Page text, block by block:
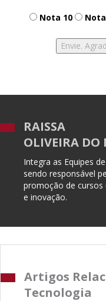
Nota 10 Nota
RAISSA
OLIVEIRA DO
Integra as Equipes
sendo responsável
promoção de
e inovação.
Artigos
Tecnologia